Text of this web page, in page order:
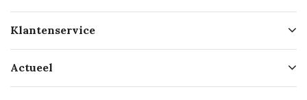
Geschiedenis
Missie
Klantenservice
Bezorgen
Actueel